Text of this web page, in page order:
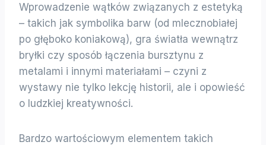
Wprowadzenie wątków związanych z estetyką
– takich jak symbolika barw (od mlecznobiałej
po głęboko koniakową), gra światła wewnątrz
bryłki czy sposób łączenia bursztynu z
metalami i innymi materiałami – czyni z
wystawy nie tylko lekcję historii, ale i opowieść
o ludzkiej kreatywności.
Bardzo wartościowym elementem takich